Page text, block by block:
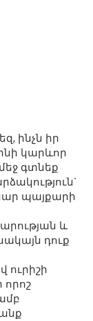
ինչն իր
կարևոր
գտնեք
պայքարի
և
դուք
ուրիշի
որոշ